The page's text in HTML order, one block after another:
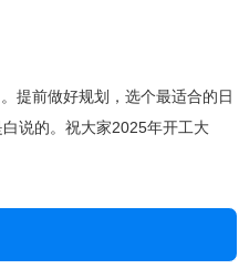
提前做好规划，选个最适合的日
说的。祝大家2025年开工大